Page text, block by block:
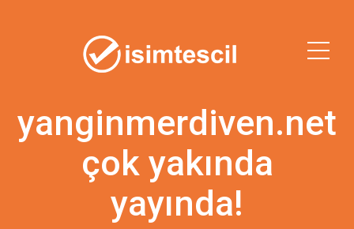
yanginmerdiven.net
çok yakında
yayında!